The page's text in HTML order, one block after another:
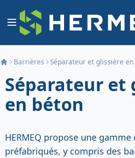
Aller au contenu
Affichage navigation
Barrières Séparateur et glissière
Séparateur et
en béton
HERMEQ propose une
préfabriqués, y compris des